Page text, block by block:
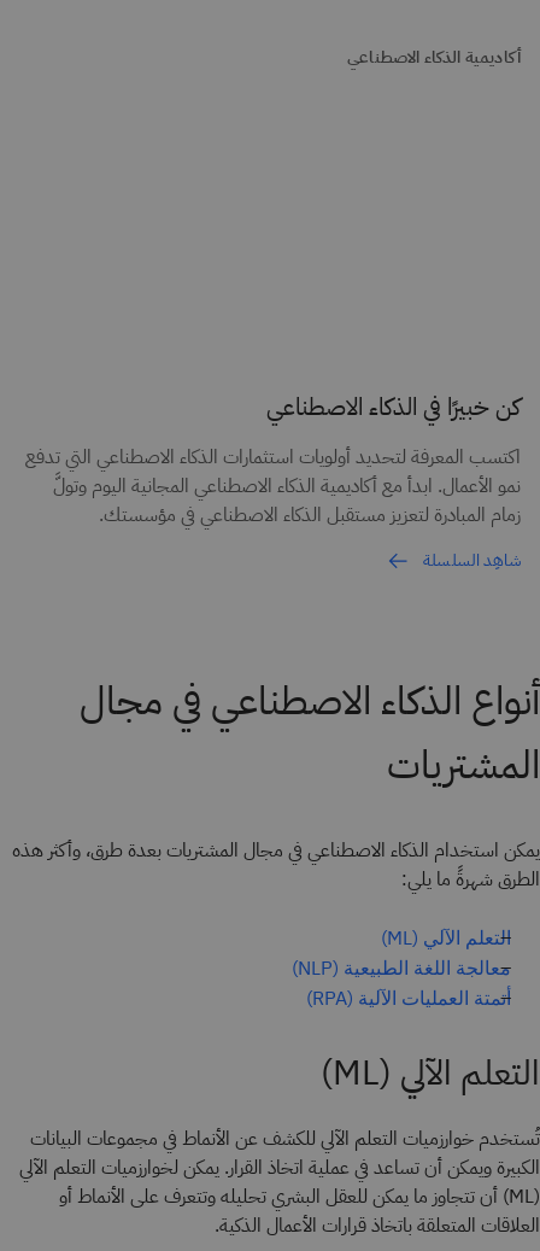
أكاديمية الذكاء الاصطناعي
كن خبيرًا في الذكاء الاصطناعي
اكتسب المعرفة لتحديد أولويات استثمارات الذكاء الاصطناعي التي تدفع
نمو الأعمال. ابدأ مع أكاديمية الذكاء الاصطناعي المجانية اليوم وتولَّ
زمام المبادرة لتعزيز مستقبل الذكاء الاصطناعي في مؤسستك.
شاهِد السلسلة
أنواع الذكاء الاصطناعي في مجال
المشتريات
يمكن استخدام الذكاء الاصطناعي في مجال المشتريات بعدة طرق، وأكثر هذه
الطرق شهرةً ما يلي:
التعلم الآلي (ML)
معالجة اللغة الطبيعية (NLP)
أتمتة العمليات الآلية (RPA)
التعلم الآلي (ML)
تُستخدم خوارزميات التعلم الآلي للكشف عن الأنماط في مجموعات البيانات
الكبيرة ويمكن أن تساعد في عملية اتخاذ القرار. يمكن لخوارزميات التعلم الآلي
(ML) أن تتجاوز ما يمكن للعقل البشري تحليله وتتعرف على الأنماط أو
العلاقات المتعلقة باتخاذ قرارات الأعمال الذكية.